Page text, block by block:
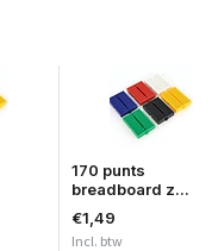
170 punts
breadboard z...
€1,49
Incl. btw